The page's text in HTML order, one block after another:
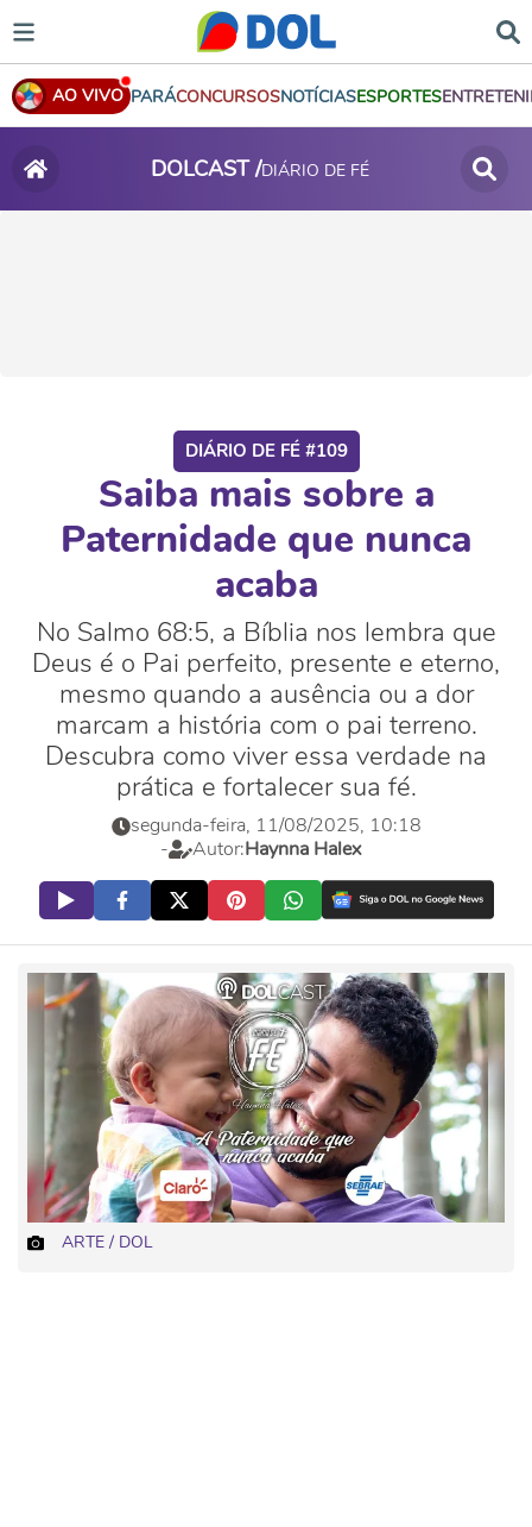
AO VIVO PARÁCONCURSOSNOTÍCIASESPORTES
DOLCAST /DIÁRIO DE FÉ
DIÁRIO DE FÉ #109
Saiba mais sobre a
Paternidade que nunca
acaba
No Salmo 68:5, a Bíblia nos lembra que
Deus é o Pai perfeito, presente e eterno,
mesmo quando a ausência ou a dor
marcam a história com o pai terreno.
Descubra como viver essa verdade na
prática e fortalecer sua fé.
segunda-feira, 11/08/2025, 10:18
-
Autor:Haynna Halex
ARTE / DOL